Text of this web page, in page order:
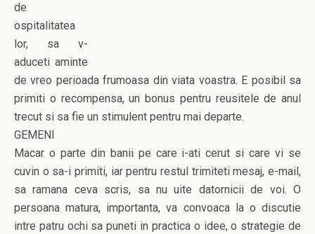
de
ospitalitatea
lor, sa v-
aduceti aminte
de vreo perioada frumoasa din viata voastra. E posibil sa
primiti o recompensa, un bonus pentru reusitele de anul
trecut si sa fie un stimulent pentru mai departe.
GEMENI
Macar o parte din banii pe care i-ati cerut si care vi se
cuvin o sa-i primiti, iar pentru restul trimiteti mesaj, e-mail,
sa ramana ceva scris, sa nu uite datornicii de voi. O
persoana matura, importanta, va convoaca la o discutie
intre patru ochi sa puneti in practica o idee, o strategie de